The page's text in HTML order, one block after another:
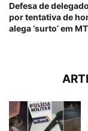
Defesa de
por tentativa de
alega ‘surto’ em MT